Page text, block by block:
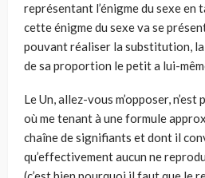
représentant l’énigme du sexe en
cette énigme du sexe va se
pouvant réaliser la substitution,
de sa proportion le petit a lui-
Le Un, allez-vous m’opposer,
où me tenant à une formule
chaîne de signifiants et dont il
qu’effectivement aucun ne